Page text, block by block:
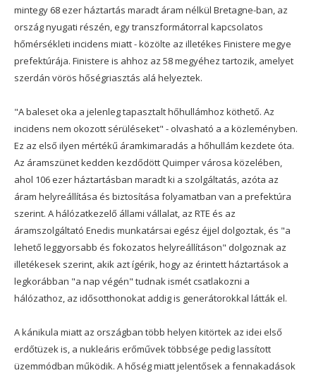
mintegy 68 ezer háztartás maradt áram nélkül Bretagne-ban, az
ország nyugati részén, egy transzformátorral kapcsolatos
hőmérsékleti incidens miatt - közölte az illetékes Finistere megye
prefektúrája. Finistere is ahhoz az 58 megyéhez tartozik, amelyet
szerdán vörös hőségriasztás alá helyeztek.
"A baleset oka a jelenleg tapasztalt hőhullámhoz köthető. Az
incidens nem okozott sérüléseket" - olvasható a a közleményben.
Ez az első ilyen mértékű áramkimaradás a hőhullám kezdete óta.
Az áramszünet kedden kezdődött Quimper városa közelében,
ahol 106 ezer háztartásban maradt ki a szolgáltatás, azóta az
áram helyreállítása és biztosítása folyamatban van a prefektúra
szerint. A hálózatkezelő állami vállalat, az RTE és az
áramszolgáltató Enedis munkatársai egész éjjel dolgoztak, és "a
lehető leggyorsabb és fokozatos helyreállításon" dolgoznak az
illetékesek szerint, akik azt ígérik, hogy az érintett háztartások a
legkorábban "a nap végén" tudnak ismét csatlakozni a
hálózathoz, az idősotthonokat addig is generátorokkal látták el.
A kánikula miatt az országban több helyen kitörtek az idei első
erdőtüzek is, a nukleáris erőművek többsége pedig lassított
üzemmódban működik. A hőség miatt jelentősek a fennakadások